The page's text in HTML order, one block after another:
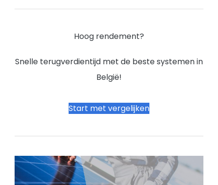
Hoog rendement?
Snelle terugverdientijd met de beste systemen in
België!
Start met vergelijken